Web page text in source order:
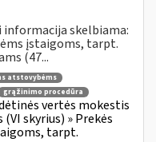
informacija skelbiama:
įstaigoms, tarpt.
(47...
atstovybėms
grąžinimo procedūra
vertės mokestis
skyrius) » Prekės
tarpt.